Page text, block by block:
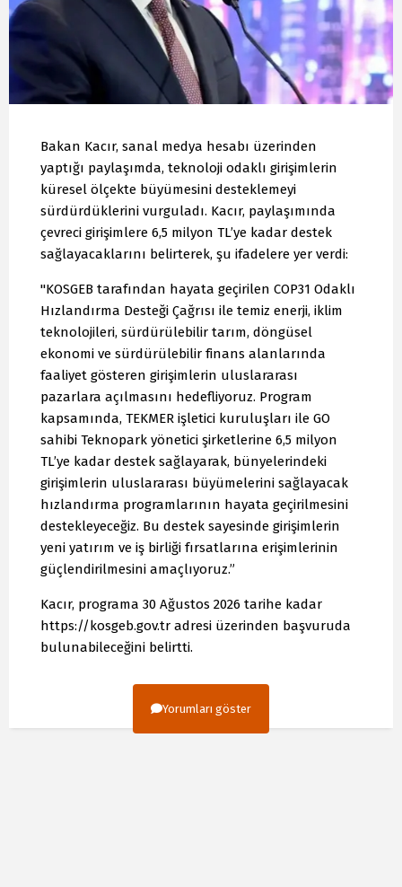
Bakan Kacır, sanal medya hesabı üzerinden
yaptığı paylaşımda, teknoloji odaklı girişimlerin
küresel ölçekte büyümesini desteklemeyi
sürdürdüklerini vurguladı. Kacır, paylaşımında
çevreci girişimlere 6,5 milyon TL’ye kadar destek
sağlayacaklarını belirterek, şu ifadelere yer verdi:
"KOSGEB tarafından hayata geçirilen COP31 Odaklı
Hızlandırma Desteği Çağrısı ile temiz enerji, iklim
teknolojileri, sürdürülebilir tarım, döngüsel
ekonomi ve sürdürülebilir finans alanlarında
faaliyet gösteren girişimlerin uluslararası
pazarlara açılmasını hedefliyoruz. Program
kapsamında, TEKMER işletici kuruluşları ile GO
sahibi Teknopark yönetici şirketlerine 6,5 milyon
TL’ye kadar destek sağlayarak, bünyelerindeki
girişimlerin uluslararası büyümelerini sağlayacak
hızlandırma programlarının hayata geçirilmesini
destekleyeceğiz. Bu destek sayesinde girişimlerin
yeni yatırım ve iş birliği fırsatlarına erişimlerinin
güçlendirilmesini amaçlıyoruz.”
Kacır, programa 30 Ağustos 2026 tarihe kadar
https://kosgeb.gov.tr adresi üzerinden başvuruda
bulunabileceğini belirtti.
Yorumları göster